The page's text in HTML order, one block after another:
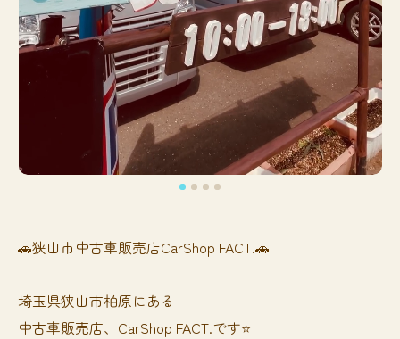
🚗狭山市中古車販売店CarShop FACT.🚗
埼玉県狭山市柏原にある
中古車販売店、CarShop FACT.です⭐️